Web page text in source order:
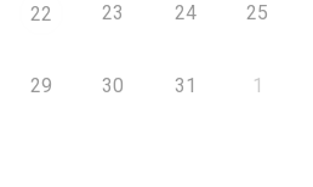
22 23 24 25
29 30 31 1